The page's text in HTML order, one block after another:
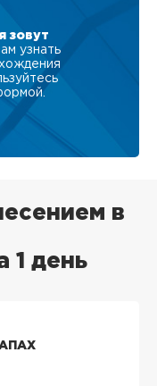
зовут
узнать
в
1 день